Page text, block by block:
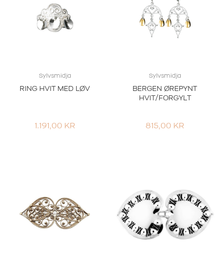
Sylvsmidja
RING HVIT MED LØV
1.191,00 KR
Sylvsmidja
BERGEN ØREPYNT
HVIT/FORGYLT
815,00 KR